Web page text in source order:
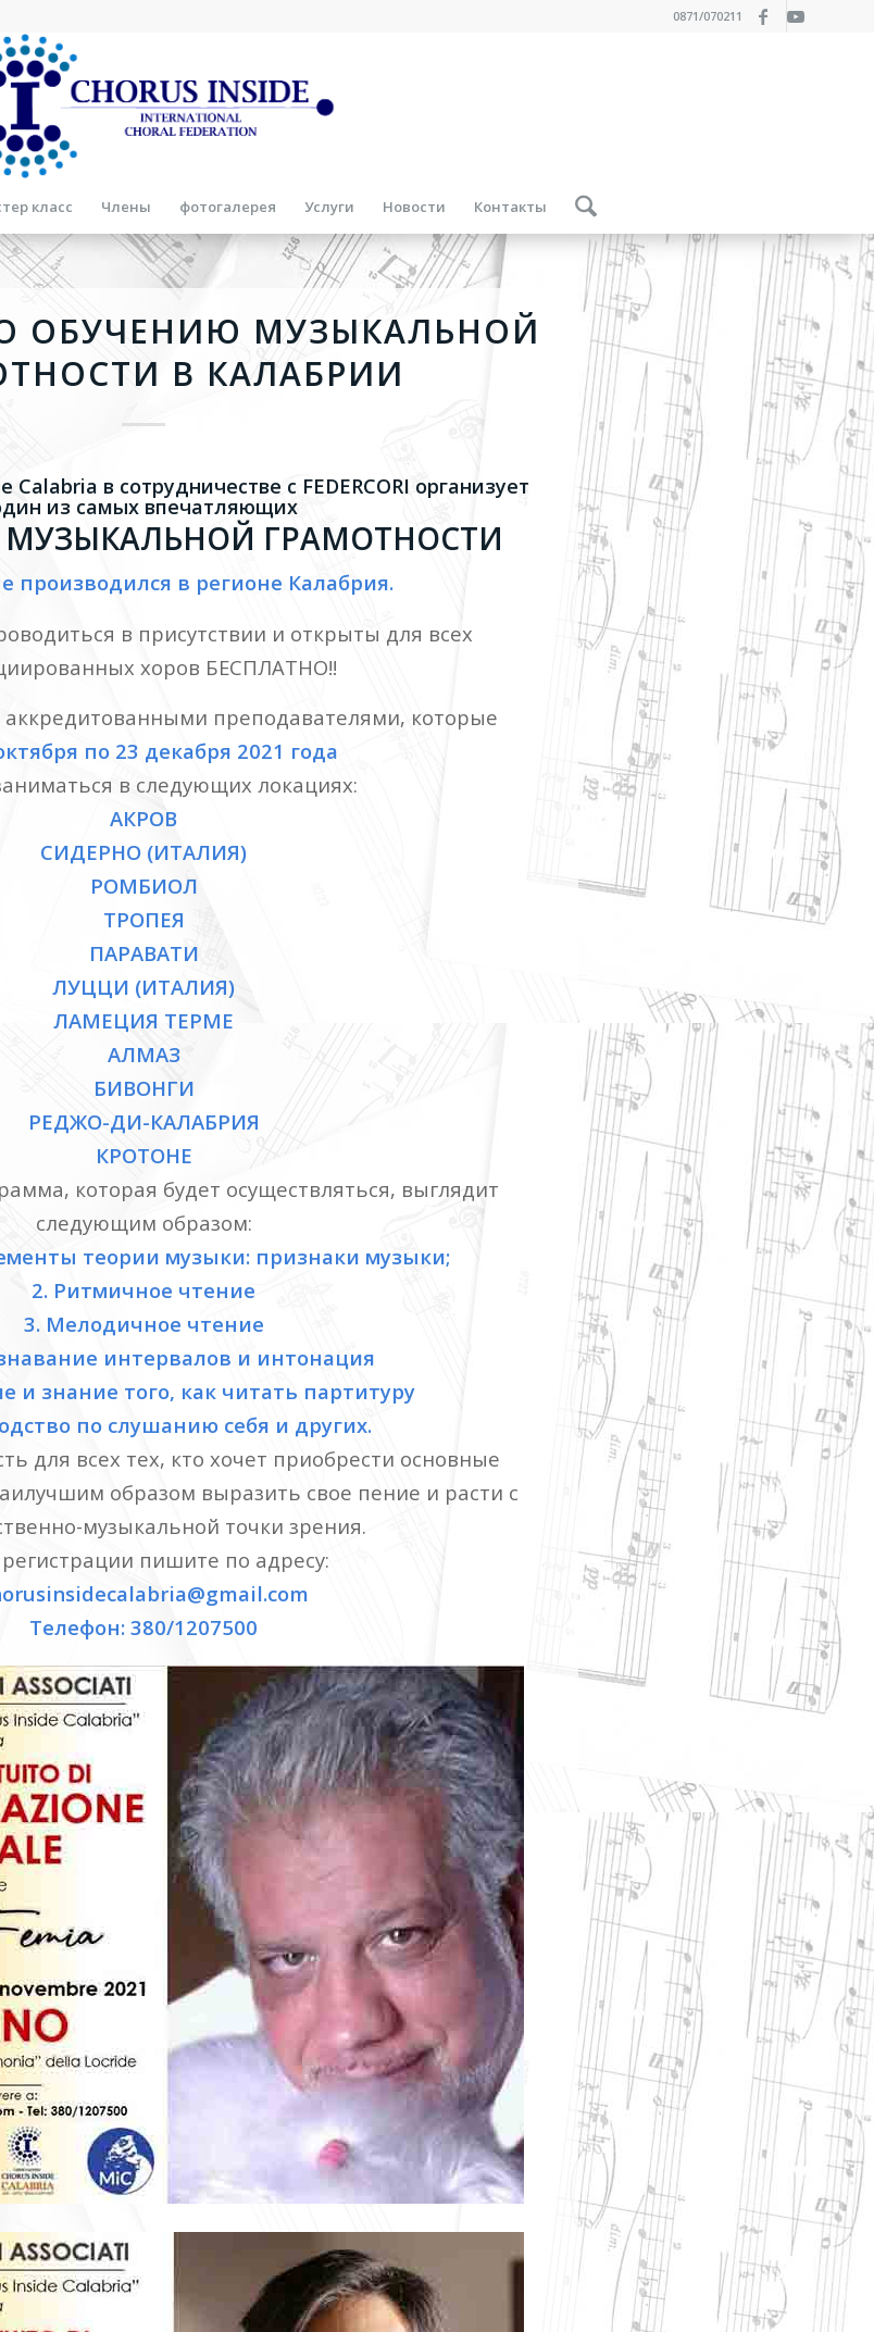
0871/070211
класс Члены фотогалерея Услуги Новости Контакты
ОБУЧЕНИЮ МУЗЫКАЛЬНОЙ
В КАЛАБРИИ
в сотрудничестве с FEDERCORI организует
из самых впечатляющих
МУЗЫКАЛЬНОЙ ГРАМОТНОСТИ
производился в регионе Калабрия.
в присутствии и открыты для всех
хоров БЕСПЛАТНО!!
аккредитованными преподавателями, которые
по 23 декабря 2021 года
в следующих локациях:
АКРОВ
СИДЕРНО (ИТАЛИЯ)
РОМБИОЛ
ТРОПЕЯ
ПАРАВАТИ
ЛУЦЦИ (ИТАЛИЯ)
ЛАМЕЦИЯ ТЕРМЕ
АЛМАЗ
БИВОНГИ
РЕДЖО-ДИ-КАЛАБРИЯ
КРОТОНЕ
которая будет осуществляться, выглядит
следующим образом:
теории музыки: признаки музыки;
2. Ритмичное чтение
3. Мелодичное чтение
интервалов и интонация
и знание того, как читать партитуру
по слушанию себя и других.
для всех тех, кто хочет приобрести основные
образом выразить свое пение и расти с
музыкальной точки зрения.
пишите по адресу:
Телефон: 380/1207500